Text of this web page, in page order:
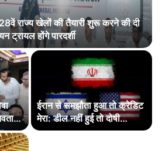
राज्य खेलों की तैयारी शुरू करने की दी
ट्रायल होंगे पारदर्शी
ईरान से समझौता हुआ तो क्रेडिट
मेरा: डील नहीं हुई तो दोषी
उपराष्ट्रपति: ट्रम्प